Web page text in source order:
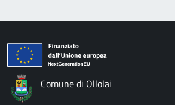
Comune di Ollolai